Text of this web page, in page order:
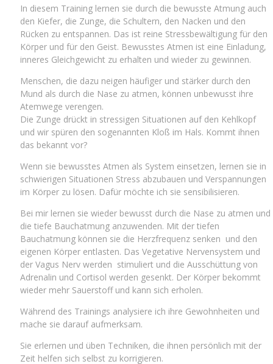
In diesem Training lernen sie durch die bewusste Atmung auch
den Kiefer, die Zunge, die Schultern, den Nacken und den
Rücken zu entspannen. Das ist reine Stressbewältigung für den
Körper und für den Geist. Bewusstes Atmen ist eine Einladung,
inneres Gleichgewicht zu erhalten und wieder zu gewinnen.
Menschen, die dazu neigen häufiger und stärker durch den
Mund als durch die Nase zu atmen, können unbewusst ihre
Atemwege verengen.
Die Zunge drückt in stressigen Situationen auf den Kehlkopf
und wir spüren den sogenannten Kloß im Hals. Kommt ihnen
das bekannt vor?
Wenn sie bewusstes Atmen als System einsetzen, lernen sie in
schwierigen Situationen Stress abzubauen und Verspannungen
im Körper zu lösen. Dafür möchte ich sie sensibilisieren.
Bei mir lernen sie wieder bewusst durch die Nase zu atmen und
die tiefe Bauchatmung anzuwenden. Mit der tiefen
Bauchatmung können sie die Herzfrequenz senken und den
eigenen Körper entlasten. Das Vegetative Nervensystem und
der Vagus Nerv werden stimuliert und die Ausschüttung von
Adrenalin und Cortisol werden gesenkt. Der Körper bekommt
wieder mehr Sauerstoff und kann sich erholen.
Während des Trainings analysiere ich ihre Gewohnheiten und
mache sie darauf aufmerksam.
Sie erlernen und üben Techniken, die ihnen persönlich mit der
Zeit helfen sich selbst zu korrigieren.